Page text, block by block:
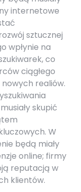
internetowe
sztucznej
wpłynie na
co
ciągłego
realiów.
skupić
W
będą miały
online; firmy
reputacją w
klientów.